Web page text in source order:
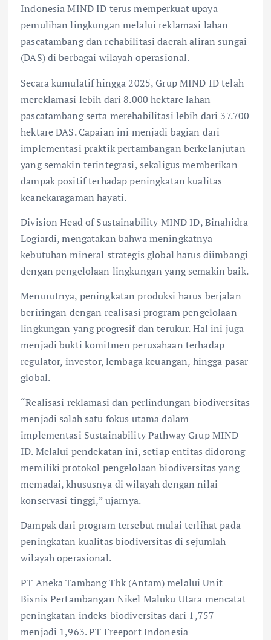
Indonesia MIND ID terus memperkuat upaya
pemulihan lingkungan melalui reklamasi lahan
pascatambang dan rehabilitasi daerah aliran sungai
(DAS) di berbagai wilayah operasional.
Secara kumulatif hingga 2025, Grup MIND ID telah
mereklamasi lebih dari 8.000 hektare lahan
pascatambang serta merehabilitasi lebih dari 37.700
hektare DAS. Capaian ini menjadi bagian dari
implementasi praktik pertambangan berkelanjutan
yang semakin terintegrasi, sekaligus memberikan
dampak positif terhadap peningkatan kualitas
keanekaragaman hayati.
Division Head of Sustainability MIND ID, Binahidra
Logiardi, mengatakan bahwa meningkatnya
kebutuhan mineral strategis global harus diimbangi
dengan pengelolaan lingkungan yang semakin baik.
Menurutnya, peningkatan produksi harus berjalan
beriringan dengan realisasi program pengelolaan
lingkungan yang progresif dan terukur. Hal ini juga
menjadi bukti komitmen perusahaan terhadap
regulator, investor, lembaga keuangan, hingga pasar
global.
“Realisasi reklamasi dan perlindungan biodiversitas
menjadi salah satu fokus utama dalam
implementasi Sustainability Pathway Grup MIND
ID. Melalui pendekatan ini, setiap entitas didorong
memiliki protokol pengelolaan biodiversitas yang
memadai, khususnya di wilayah dengan nilai
konservasi tinggi,” ujarnya.
Dampak dari program tersebut mulai terlihat pada
peningkatan kualitas biodiversitas di sejumlah
wilayah operasional.
PT Aneka Tambang Tbk (Antam) melalui Unit
Bisnis Pertambangan Nikel Maluku Utara mencatat
peningkatan indeks biodiversitas dari 1,757
menjadi 1,963. PT Freeport Indonesia